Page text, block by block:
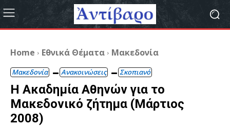
Home Εθνικά Θέματα Μακεδονία
Μακεδονία Ανακοινώσεις Σκοπιανό
Η Ακαδημία Αθηνών για το
Μακεδονικό ζήτημα (Μάρτιος
2008)